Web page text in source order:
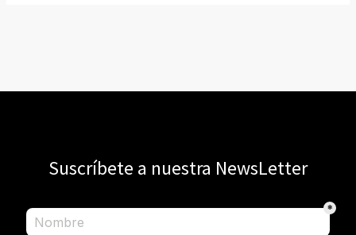
Suscríbete a nuestra NewsLetter